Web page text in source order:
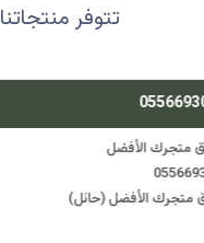
تتوفر منتجاتنا
متجرك الأفضل
متجرك الأفضل (حائل)